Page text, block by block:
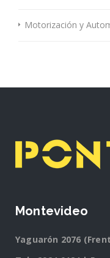
Motorización y
Montevideo
Yaguarón 2076